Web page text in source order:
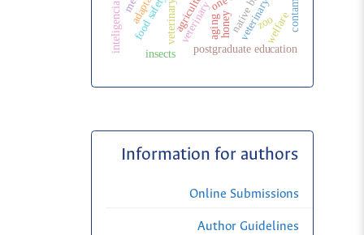
postgraduate education
zoo
honey welfare
insects
food safety aging
Information for authors
Online Submissions
Author Guidelines